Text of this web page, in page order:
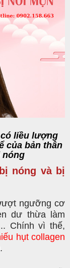
liều lượng
của bản thân
nóng
nóng và bị
ượt ngưỡng cơ
dư thừa làm
Chính vì thế,
hụt collagen